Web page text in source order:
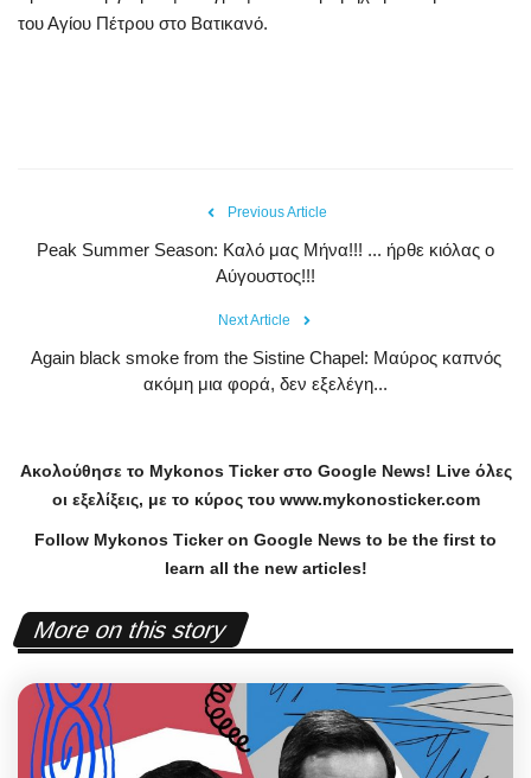
του Αγίου Πέτρου στο Βατικανό.
Previous Article
Peak Summer Season: Kαλό μας Μήνα!!! ... ήρθε κιόλας ο
Αύγουστος!!!
Next Article
Again black smoke from the Sistine Chapel: Mαύρος καπνός
ακόμη μια φορά, δεν εξελέγη...
Ακολούθησε το Mykonos Tickerστο Google News! Liveόλες
οι εξελίξεις, με το κύρος του www.mykonosticker.com
Follow Mykonos Ticker on Google News to be the first to
learn all the new articles!
More on this story